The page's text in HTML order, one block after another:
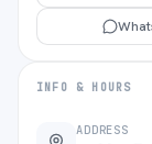
INFO & HOURS
ADDRESS